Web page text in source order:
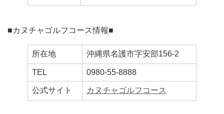
■カヌチャゴルフコース情報■
所在地 沖縄県名護市字安部156-2
TEL 0980-55-8888
公式サイト カヌチャゴルフコース